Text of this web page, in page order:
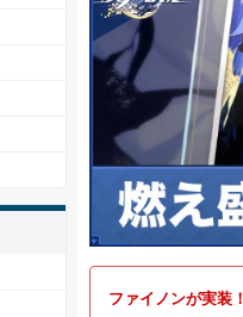
ファイノンが実装！